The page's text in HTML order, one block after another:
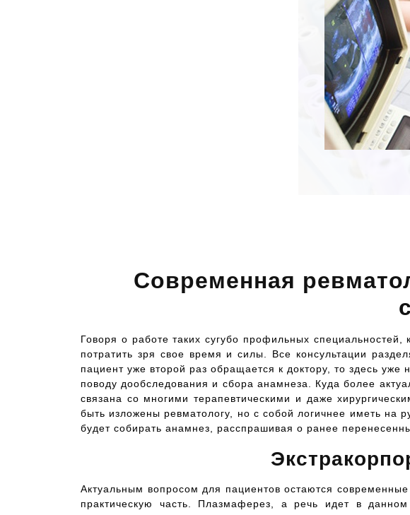
Современная
Говоря о работе таких сугубо профильных
потратить зря свое время и силы. Все консультации
пациент уже второй раз обращается к доктору, то здесь
поводу дообследования и сбора анамнеза. Куда более
связана со многими терапевтическими и даже
быть изложены ревматологу, но с собой логичнее иметь на
будет собирать анамнез, расспрашивая о ранее
Актуальным вопросом для пациентов остаются
практическую часть. Плазмаферез, а речь идет в